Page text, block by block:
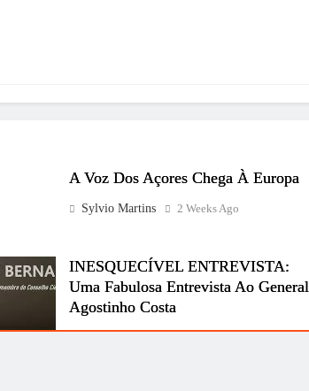
A Voz Dos Açores Chega À Europa
Sylvio Martins 2 Weeks Ago
INESQUECÍVEL ENTREVISTA:
Uma Fabulosa Entrevista Ao General
Agostinho Costa